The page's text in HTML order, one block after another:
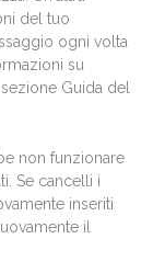
del tuo
ogni volta
su
Guida del
non funzionare
Se cancelli i
inseriti
il